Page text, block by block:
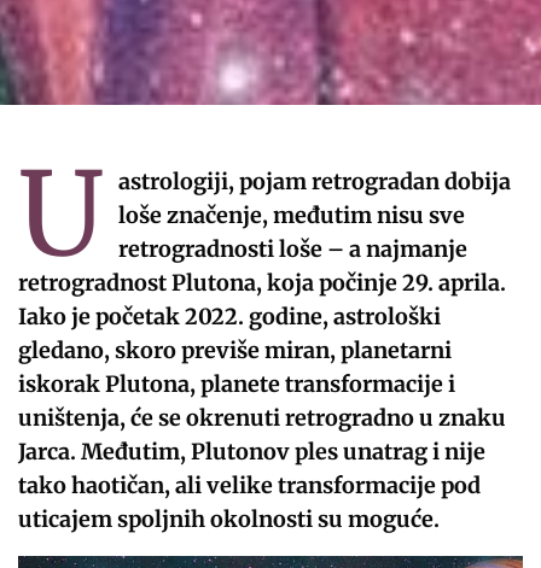
U astrologiji, pojam retrogradan dobija
loše značenje, međutim nisu sve
retrogradnosti loše – a najmanje
retrogradnost Plutona, koja počinje 29. aprila.
Iako je početak 2022. godine, astrološki
gledano, skoro previše miran, planetarni
iskorak Plutona, planete transformacije i
uništenja, će se okrenuti retrogradno u znaku
Jarca. Međutim, Plutonov ples unatrag i nije
tako haotičan, ali velike transformacije pod
uticajem spoljnih okolnosti su moguće.